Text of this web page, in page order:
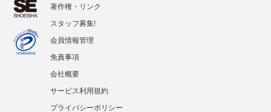
著作権・リンク
スタッフ募集!
会員情報管理
免責事項
会社概要
サービス利用規約
プライバシーポリシー